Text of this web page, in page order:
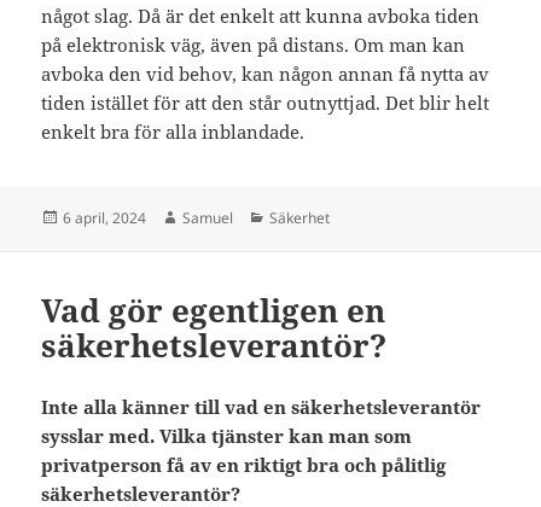
något slag. Då är det enkelt att kunna avboka tiden
på elektronisk väg, även på distans. Om man kan
avboka den vid behov, kan någon annan få nytta av
tiden istället för att den står outnyttjad. Det blir helt
enkelt bra för alla inblandade.
Postat
6 april, 2024 Författare
Samuel Kategorier
Säkerhet
Vad gör egentligen en
säkerhetsleverantör?
Inte alla känner till vad en säkerhetsleverantör
sysslar med. Vilka tjänster kan man som
privatperson få av en riktigt bra och pålitlig
säkerhetsleverantör?